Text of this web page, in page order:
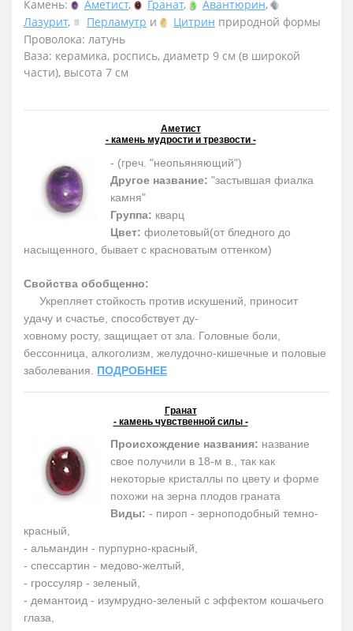
Камень:
Аметист, Гранат, Авантюрин,
Лазурит, Перламутр и Цитрин природной формы
Проволока: латунь
Ваза: керамика, роспись, диаметр 9 см (в широкой
части), высота 7 см
Аметист
- камень мудрости и трезвости -
- (греч. "неопьяняющий")
Другое название: "застывшая фиалка
камня"
Группа: кварц
Цвет: фиолетовый(от бледного до
насыщенного, бывает с красноватым оттенком)
Свойства обобщенно:
Укрепляет стойкость против искушений, приносит
удачу и счастье, способствует ду-
ховному росту, защищает от зла. Головные боли,
бессонница, алкоголизм, желудочно-кишечные и половые
заболевания. ПОДРОБНЕЕ
Гранат
- камень чувственной силы -
Происхождение названия: название
свое получили в 18-м в., так как
некоторые кристаллы по цвету и форме
похожи на зерна плодов граната
Виды: - пироп - зерноподобный темно-
красный,
- альмандин - пурпурно-красный,
- спессартин - медово-желтый,
- гроссуляр - зеленый,
- демантоид - изумрудно-зеленый с эффектом кошачьего
глаза,